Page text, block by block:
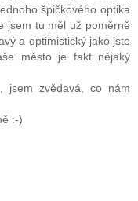
špičkového optika
jsem tu měl už poměrně
a optimistický jako jste
město je fakt nějaký
jsem zvědavá, co nám
:-)